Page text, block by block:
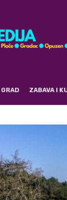
GRAD ZABAVA I